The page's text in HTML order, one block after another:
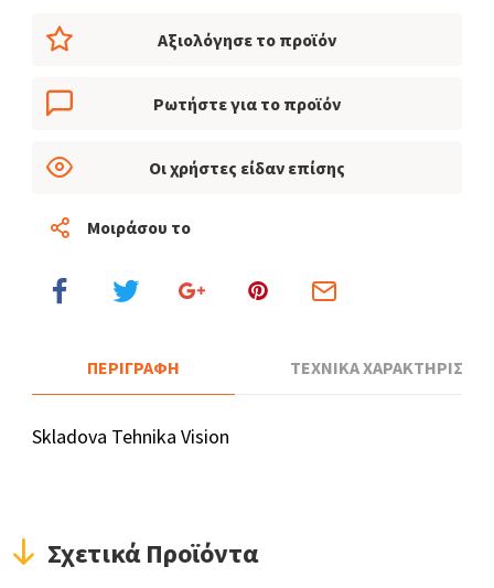
Αξιολόγησε το προϊόν
Ρωτήστε για το προϊόν
Οι χρήστες είδαν επίσης
Μοιράσου το
ΠΕΡΙΓΡΑΦΗ ΤΕΧΝΙΚΑ
Skladova Tehnika Vision
Σχετικά Προϊόντα